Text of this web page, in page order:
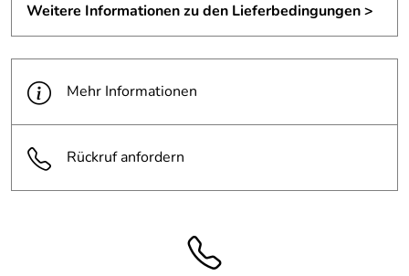
Holztür mit Zarge bauseits.
Oberfläche:
Türbeschläge:
Standard Beschläge aus
Aluminium
Weitere Informationen zu den Lieferbedingungen >
Mehr Informationen
Rückruf anfordern